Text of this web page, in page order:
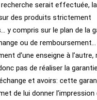
serait effectuée,
des produits strictement
y compris sur le plan de la
ou de
d’une enseigne à l’autre,
pas de réaliser la
et avoirs: cette
de lui donner